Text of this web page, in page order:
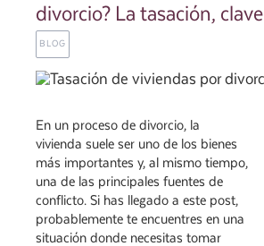
divorcio? La tasación, clave
BLOG
En un proceso de divorcio, la
vivienda suele ser uno de los bienes
más importantes y, al mismo tiempo,
una de las principales fuentes de
conflicto. Si has llegado a este post,
probablemente te encuentres en una
situación donde necesitas tomar